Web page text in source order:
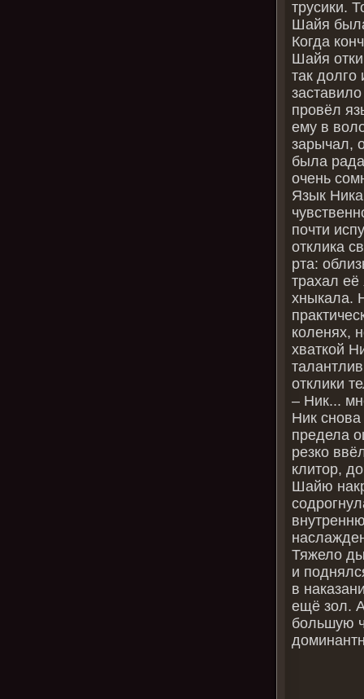
трусики.
Шайя
Когда
Шайя
так долго
провёл
ему в
зарычал,
была
очень
Язык
почти
отклика
рта:
трахал
хныкала.
коленях,
хваткой
отклики
– Ник...
Ник
предела
резко
клитор,
Шайю
Тяжело
и
в
ещё зол.
большую